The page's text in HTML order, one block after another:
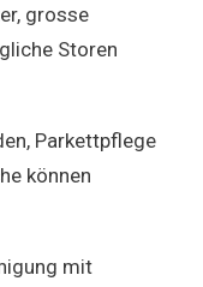
grosse
Storen
Parkettpflege
können
mit